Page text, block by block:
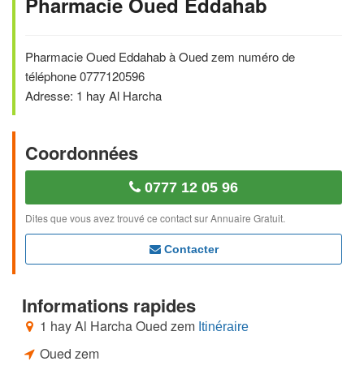
Pharmacie Oued Eddahab à Oued zem numéro de
téléphone 0777120596
Adresse: 1 hay Al Harcha
Coordonnées
0777 12 05 96
Dites que vous avez trouvé ce contact sur Annuaire Gratuit.
Contacter
Informations rapides
1 hay Al Harcha Oued zem Itinéraire
Oued zem